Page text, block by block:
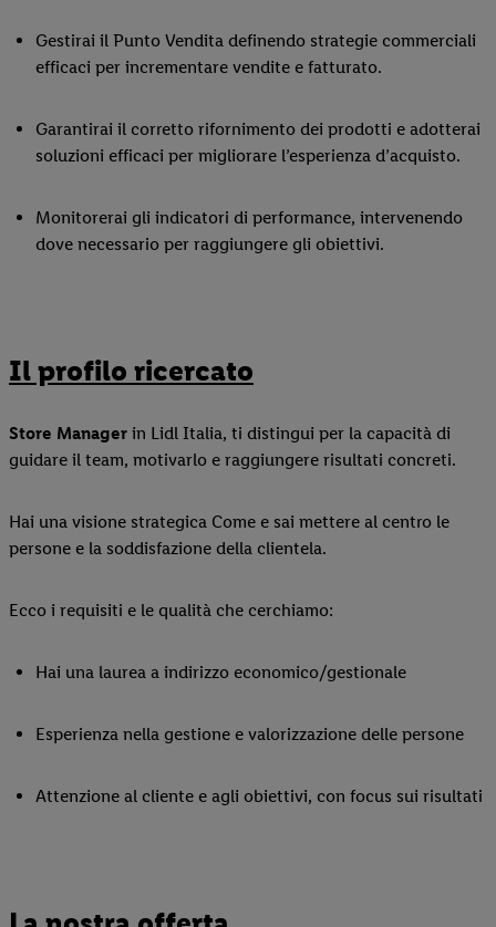
Gestirai il Punto Vendita definendo strategie commerciali
efficaci per incrementare vendite e fatturato.
Garantirai il corretto rifornimento dei prodotti e adotterai
soluzioni efficaci per migliorare l’esperienza d’acquisto.
Monitorerai gli indicatori di performance, intervenendo
dove necessario per raggiungere gli obiettivi.
Il profilo ricercato
Store Manager in Lidl Italia, ti distingui per la capacità di
guidare il team, motivarlo e raggiungere risultati concreti.
Hai una visione strategica Come e sai mettere al centro le
persone e la soddisfazione della clientela.
Ecco i requisiti e le qualità che cerchiamo:
Hai una laurea a indirizzo economico/gestionale
Esperienza nella gestione e valorizzazione delle persone
Attenzione al cliente e agli obiettivi, con focus sui risultati